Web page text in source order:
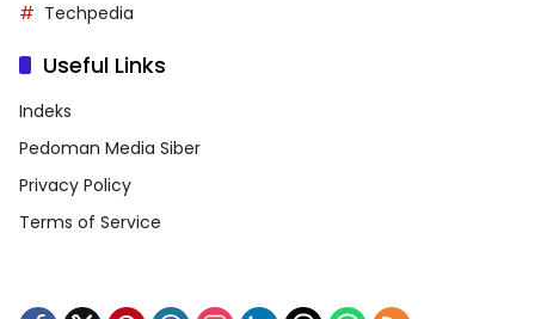
Techpedia
Useful Links
Indeks
Pedoman Media Siber
Privacy Policy
Terms of Service